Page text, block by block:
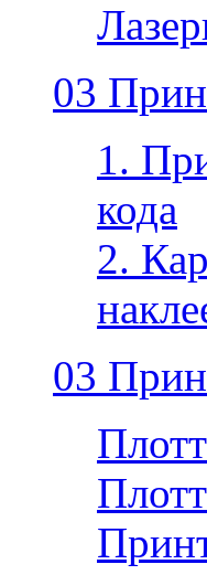
03
1.
кода
2.
03